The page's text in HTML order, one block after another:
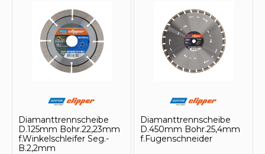
Diamanttrennscheibe
D.125mm Bohr.22,23mm
f.Winkelschleifer Seg.-
B.2,2mm
Diamanttrennscheibe
D.450mm Bohr.25,4mm
f.Fugenschneider